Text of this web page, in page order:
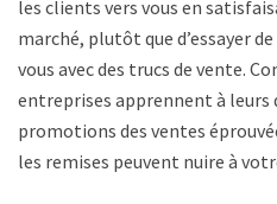
les clients vers vous en
marché, plutôt que d’essayer
vous avec des trucs de vente.
entreprises apprennent à leurs
promotions des ventes
les remises peuvent nuire à